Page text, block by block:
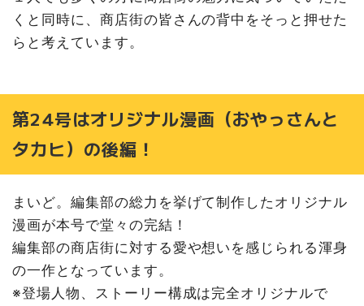
くと同時に、商店街の皆さんの背中をそっと押せた
らと考えています。
第24号はオリジナル漫画（おやっさんと
タカヒ）の後編！
まいど。編集部の総力を挙げて制作したオリジナル
漫画が本号で堂々の完結！
編集部の商店街に対する愛や想いを感じられる渾身
の一作となっています。
※登場人物、ストーリー構成は完全オリジナルで